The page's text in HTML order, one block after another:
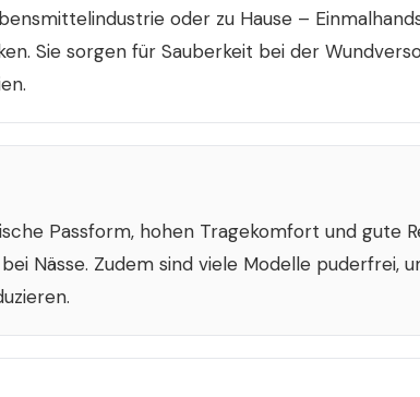
oder zu Hause –
Sie sorgen für Sauberkeit bei der
Passform, hohen Tragekomfort und gute
Nässe. Zudem sind viele Modelle puderfrei,